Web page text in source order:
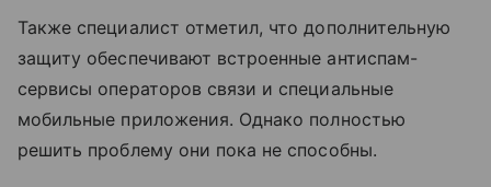
Также специалист отметил, что дополнительную
защиту обеспечивают встроенные антиспам-
сервисы операторов связи и специальные
мобильные приложения. Однако полностью
решить проблему они пока не способны.